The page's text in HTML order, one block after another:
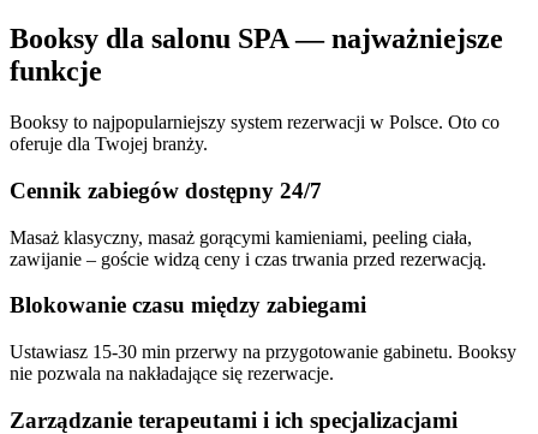
Booksy dla salonu SPA— najważniejsze
funkcje
Booksy to najpopularniejszy system rezerwacji w Polsce. Oto co
oferuje dla Twojej branży.
Cennik zabiegów dostępny 24/7
Masaż klasyczny, masaż gorącymi kamieniami, peeling ciała,
zawijanie – goście widzą ceny i czas trwania przed rezerwacją.
Blokowanie czasu między zabiegami
Ustawiasz 15-30 min przerwy na przygotowanie gabinetu. Booksy
nie pozwala na nakładające się rezerwacje.
Zarządzanie terapeutami i ich specjalizacjami